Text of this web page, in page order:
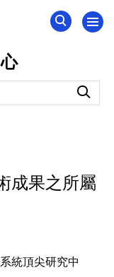
成果之所屬
統頂尖研究中